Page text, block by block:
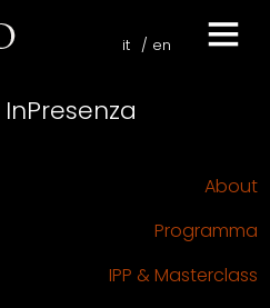
it en
InPresenza
About
Programma
IPP & Masterclass